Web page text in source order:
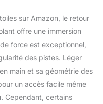
frontale en
complémentaire
Wheel assure
et une
haut de
lors de sessions
intenses.
de libération
sur Amazon, le retour
offre une immersion
force est exceptionnel,
des pistes. Léger
main et sa géométrie des
un accès facile même
Cependant, certains